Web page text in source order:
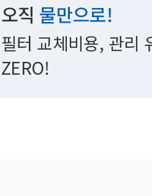
오직 물만으로!
필터 교체비용, 관리
ZERO!